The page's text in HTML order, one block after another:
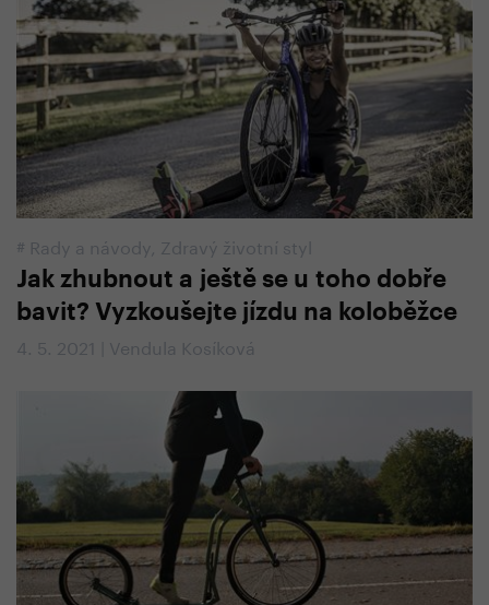
# Rady a návody Zdravý životní styl
Jak zhubnout a ještě se u toho dobře
bavit? Vyzkoušejte jízdu na koloběžce
4. 5. 2021 | Vendula Kosíková